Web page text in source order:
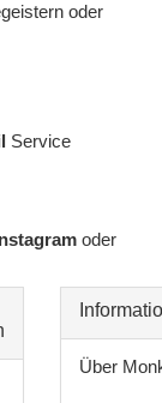
oder
Service
oder
Über